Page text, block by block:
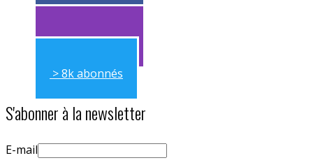
> 11k abonnés
> 11k abonnés
> 8k abonnés
S'abonner à la newsletter
E-mail